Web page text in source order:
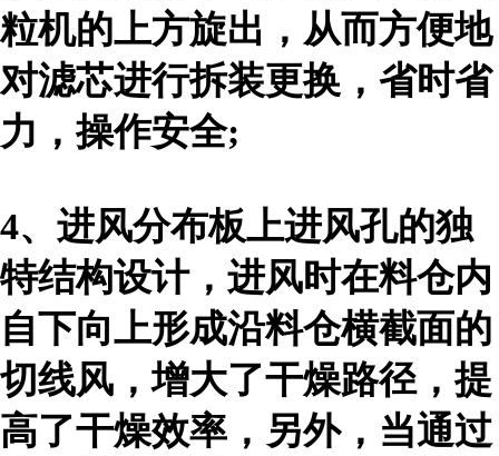
粒机的上方旋出，从而方便地
对滤芯进行拆装更换，省时省
力，操作安全;
4、 进风分布板上进风孔的独
特结构设计，进风时在料仓内
自下向上形成沿料仓横截面的
切线风，增大了干燥路径，提
高了干燥效率，另外，当通过